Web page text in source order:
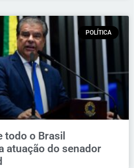
POLÍTICA
todo o Brasil
atuação do senador